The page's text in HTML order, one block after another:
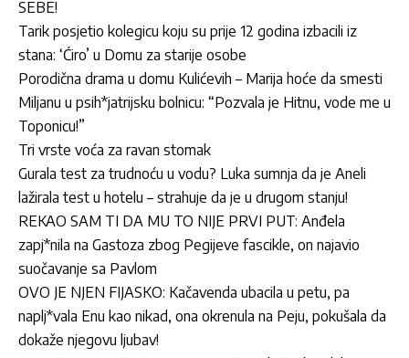
SEBE!
Tarik posjetio kolegicu koju su prije 12 godina izbacili iz
stana: ‘Ćiro’ u Domu za starije osobe
Porodična drama u domu Kulićevih – Marija hoće da smesti
Miljanu u psih*jatrijsku bolnicu: “Pozvala je Hitnu, vode me u
Toponicu!”
Tri vrste voća za ravan stomak
Gurala test za trudnoću u vodu? Luka sumnja da je Aneli
lažirala test u hotelu – strahuje da je u drugom stanju!
REKAO SAM TI DA MU TO NIJE PRVI PUT: Anđela
zapj*nila na Gastoza zbog Pegijeve fascikle, on najavio
suočavanje sa Pavlom
OVO JE NJEN FIJASKO: Kačavenda ubacila u petu, pa
naplj*vala Enu kao nikad, ona okrenula na Peju, pokušala da
dokaže njegovu ljubav!